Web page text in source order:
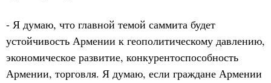
- Я думаю, что главной темой саммита будет
устойчивость Армении к геополитическому давлению,
экономическое развитие, конкурентоспособность
Армении, торговля. Я думаю, если граждане Армении